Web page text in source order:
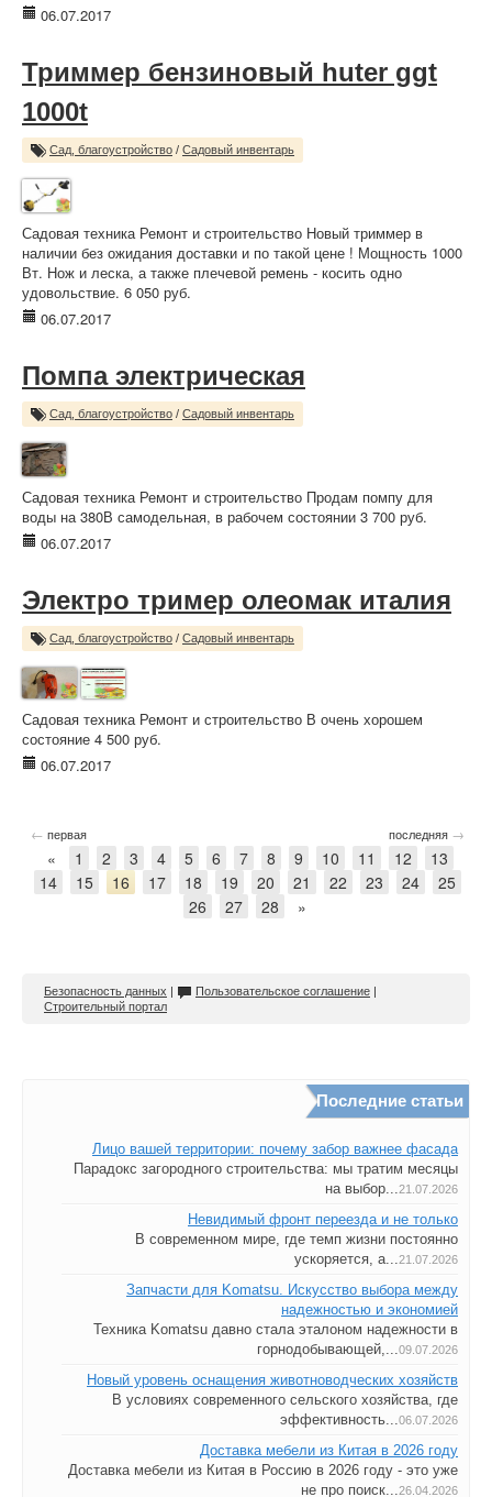
06.07.2017
Триммер бензиновый huter ggt
1000t
Сад, благоустройство / Садовый инвентарь
Садовая техника Ремонт и строительство Новый триммер в
наличии без ожидания доставки и по такой цене ! Мощность 1000
Вт. Нож и леска, а также плечевой ремень - косить одно
удовольствие. 6 050 руб.
06.07.2017
Помпа электрическая
Сад, благоустройство / Садовый инвентарь
Садовая техника Ремонт и строительство Продам помпу для
воды на 380В самодельная, в рабочем состоянии 3 700 руб.
06.07.2017
Электро тример олеомак италия
Сад, благоустройство / Садовый инвентарь
Садовая техника Ремонт и строительство В очень хорошем
состояние 4 500 руб.
06.07.2017
← первая последняя →
« 1 2 3 4 5 6 7 8 9 10 11 12
13
14
15 16 17 18 19 20 21 22 23 24
25
26
27 28 »
Безопасность данных | Пользовательское соглашение |
Строительный портал
Последние статьи
Лицо вашей территории: почему забор важнее фасада
Парадокс загородного строительства: мы тратим месяцы
на выбор...21.07.2026
Невидимый фронт переезда и не только
В современном мире, где темп жизни постоянно
ускоряется, а...21.07.2026
Запчасти для Komatsu. Искусство выбора между
надежностью и экономией
Техника Komatsu давно стала эталоном надежности в
горнодобывающей,...09.07.2026
Новый уровень оснащения животноводческих хозяйств
В условиях современного сельского хозяйства, где
эффективность...06.07.2026
Доставка мебели из Китая в 2026 году
Доставка мебели из Китая в Россию в 2026 году - это уже
не про поиск...26.04.2026